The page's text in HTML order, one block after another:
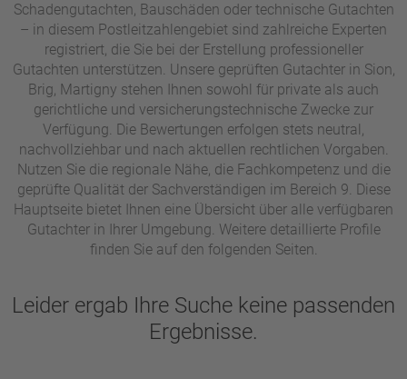
Schadengutachten, Bauschäden oder technische Gutachten
– in diesem Postleitzahlengebiet sind zahlreiche Experten
registriert, die Sie bei der Erstellung professioneller
Gutachten unterstützen. Unsere geprüften Gutachter in Sion,
Brig, Martigny stehen Ihnen sowohl für private als auch
gerichtliche und versicherungstechnische Zwecke zur
Verfügung. Die Bewertungen erfolgen stets neutral,
nachvollziehbar und nach aktuellen rechtlichen Vorgaben.
Nutzen Sie die regionale Nähe, die Fachkompetenz und die
geprüfte Qualität der Sachverständigen im Bereich 9. Diese
Hauptseite bietet Ihnen eine Übersicht über alle verfügbaren
Gutachter in Ihrer Umgebung. Weitere detaillierte Profile
finden Sie auf den folgenden Seiten.
Leider ergab Ihre Suche keine passenden
Ergebnisse.